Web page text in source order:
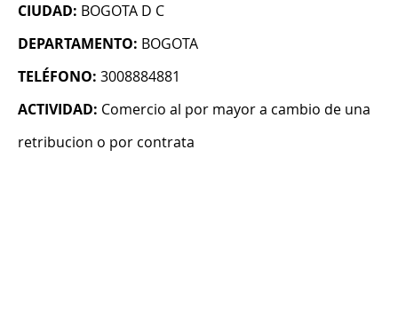
CIUDAD: BOGOTA D C
DEPARTAMENTO: BOGOTA
TELÉFONO: 3008884881
ACTIVIDAD: Comercio al por mayor a cambio de una
retribucion o por contrata